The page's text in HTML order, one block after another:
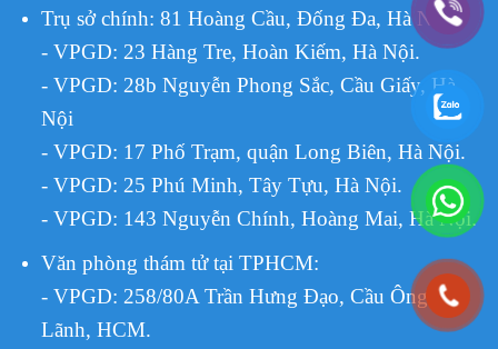
Trụ sở chính: 81 Hoàng Cầu, Đống Đa, Hà Nội.
- VPGD: 23 Hàng Tre, Hoàn Kiếm, Hà Nội.
- VPGD: 28b Nguyễn Phong Sắc, Cầu Giấy, Hà
Nội
- VPGD: 17 Phố Trạm, quận Long Biên, Hà Nội.
- VPGD: 25 Phú Minh, Tây Tựu, Hà Nội.
- VPGD: 143 Nguyễn Chính, Hoàng Mai, Hà Nội.
Văn phòng thám tử tại TPHCM:
- VPGD: 258/80A Trần Hưng Đạo, Cầu Ông
Lãnh, HCM.